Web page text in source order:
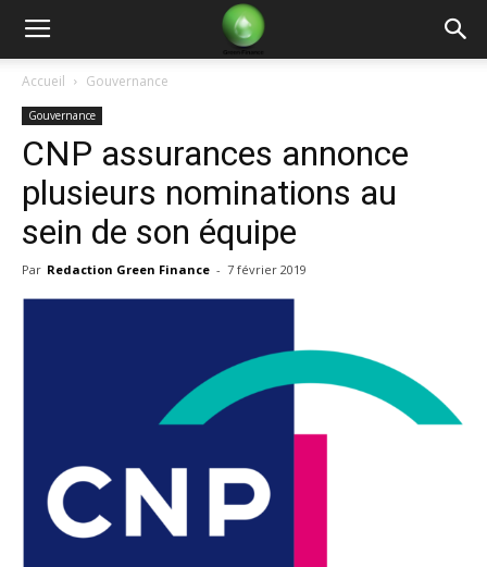
Green
Finance
Accueil Gouvernance
Gouvernance
CNP assurances annonce
plusieurs nominations au
sein de son équipe
Par Redaction Green Finance - 7 février 2019